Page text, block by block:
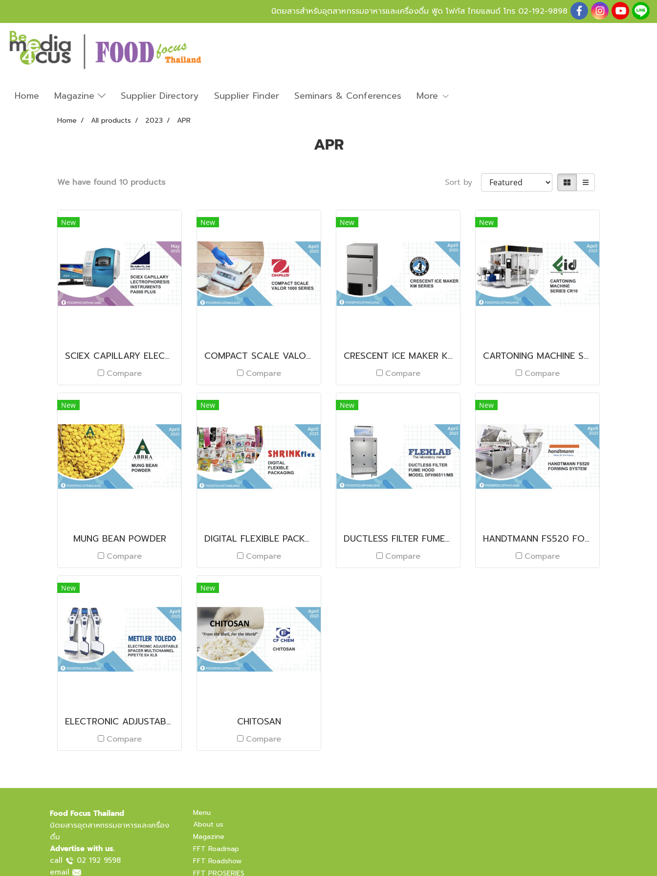
นิตยสารสำหรับอุตสาหกรรมอาหารและเครื่องดื่ม ฟู้ด โฟกัส ไทยแลนด์ โทร 02-192-9898
Home Magazine Supplier Directory Supplier Finder Seminars & Conferences More
Home All products 2023 APR
APR
We have found 10 products Sort by
New
SCIEX CAPILLARY ELECTROPHORESIS INSTRUMENTS PA800 PLUS
Compare
New
COMPACT SCALE VALOR 1000 SERIES
Compare
New
CRESCENT ICE MAKER KM SERIES
Compare
New
CARTONING MACHINE SERIES CR10
Compare
New
MUNG BEAN POWDER
Compare
New
DIGITAL FLEXIBLE PACKAGING
Compare
New
DUCTLESS FILTER FUME HOOD MODEL DFH96511/MB
Compare
New
HANDTMANN FS520 FORMING SYSTEM
Compare
New
ELECTRONIC ADJUSTABLE SPACER MULTICHANNEL PIPETTE E4 XLS
Compare
New
CHITOSAN
Compare
Food Focus Thailand
นิตยสารอุตสาหกรรมอาหารและเครื่อง
ดื่ม
Advertise with us.
call
02 192 9598
email
Menu
About us
Magazine
FFT Roadmap
FFT Roadshow
FFT PROSERIES